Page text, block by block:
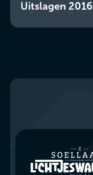
Uitslagen 2016